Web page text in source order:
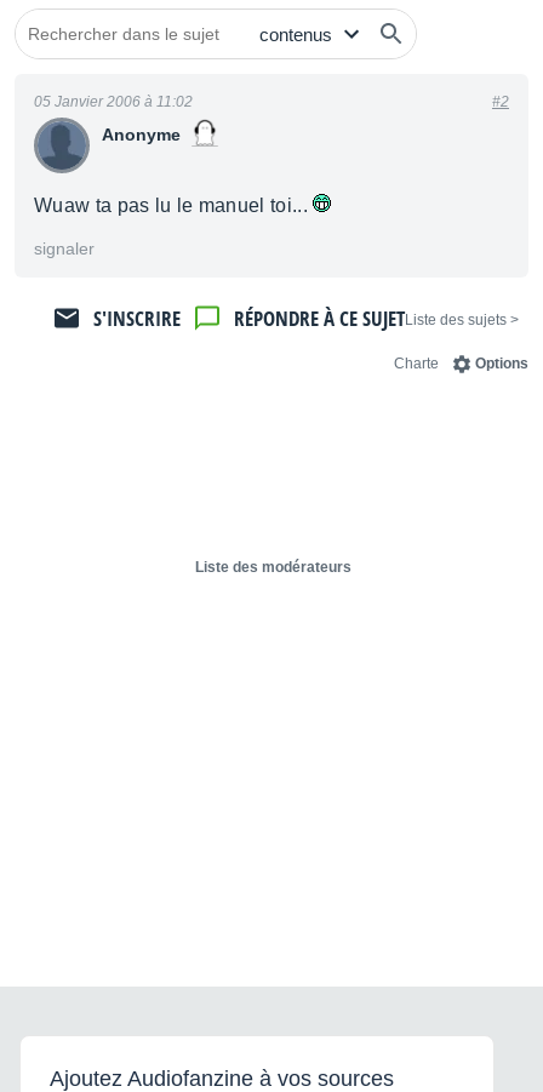
Anonyme
05 Janvier 2006 à 11:02 #2
Wuaw ta pas lu le manuel toi...
signaler
< Liste des sujets
RÉPONDRE À CE SUJET
S'INSCRIRE
Options
Charte
Liste des modérateurs
Ajoutez Audiofanzine à vos sources